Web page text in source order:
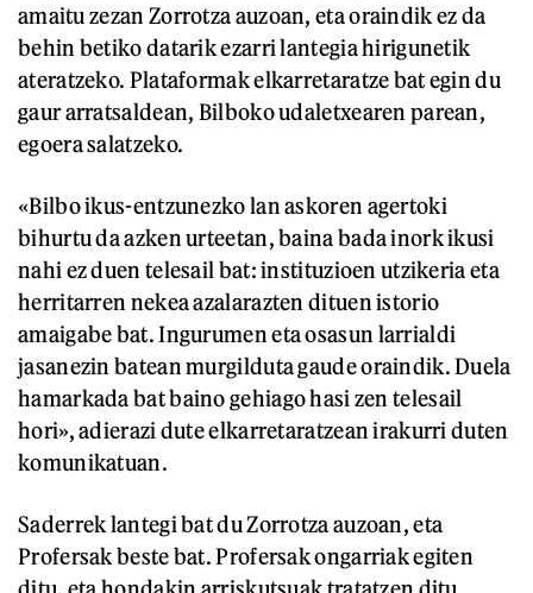
amaitu zezan Zorrotza auzoan, eta oraindik ez da
behin betiko datarik ezarri lantegia hirigunetik
ateratzeko. Plataformak elkarretaratze bat egin du
gaur arratsaldean, Bilboko udaletxearen parean,
egoera salatzeko.
«Bilbo ikus-entzunezko lan askoren agertoki
bihurtu da azken urteetan, baina bada inork ikusi
nahi ez duen telesail bat: instituzioen utzikeria eta
herritarren nekea azalarazten dituen istorio
amaigabe bat. Ingurumen eta osasun larrialdi
jasanezin batean murgilduta gaude oraindik. Duela
hamarkada bat baino gehiago hasi zen telesail
hori», adierazi dute elkarretaratzean irakurri duten
komunikatuan.
Saderrek lantegi bat du Zorrotza auzoan, eta
Profersak beste bat. Profersak ongarriak egiten
ditu, eta hondakin arriskutsuak tratatzen ditu